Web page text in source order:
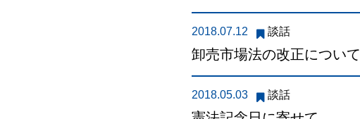
2018.07.12 談話
卸売市場法の改正について
2018.05.03 談話